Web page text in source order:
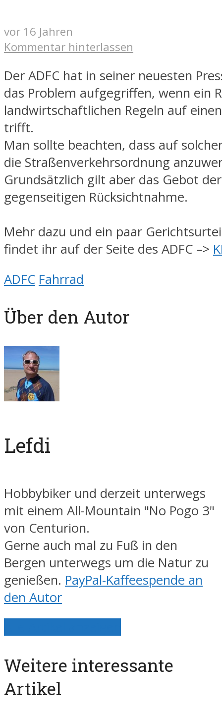
vor 16 Jahren
Kommentar hinterlassen
Der ADFC hat in seiner neuesten
das Problem aufgegriffen, wenn ein
landwirtschaftlichen Regeln auf
trifft.
Man sollte beachten, dass auf
die Straßenverkehrsordnung
Grundsätzlich gilt aber das Gebot der
gegenseitigen Rücksichtnahme.
Mehr dazu und ein paar
findet ihr auf der Seite des ADFC –>
ADFC Fahrrad
Über den Autor
Lefdi
Hobbybiker und derzeit unterwegs
mit einem All-Mountain "No Pogo 3"
von Centurion.
Gerne auch mal zu Fuß in den
Bergen unterwegs um die Natur zu
genießen. PayPal-Kaffeespende an
den Autor
Weitere interessante
Artikel